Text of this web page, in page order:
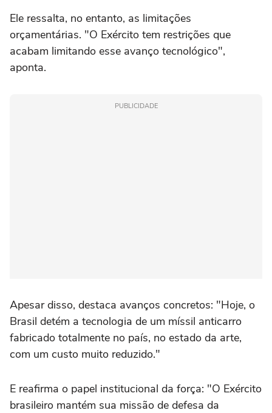
Ele ressalta, no entanto, as limitações
orçamentárias. "O Exército tem restrições que
acabam limitando esse avanço tecnológico",
aponta.
PUBLICIDADE
Apesar disso, destaca avanços concretos: "Hoje, o
Brasil detém a tecnologia de um míssil anticarro
fabricado totalmente no país, no estado da arte,
com um custo muito reduzido."
E reafirma o papel institucional da força: "O Exército
brasileiro mantém sua missão de defesa da